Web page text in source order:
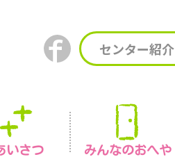
センター紹介
いさつ みんなのおへや